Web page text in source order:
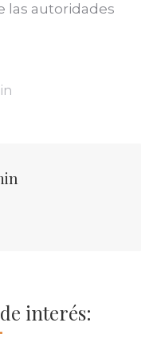
las autoridades
interés: